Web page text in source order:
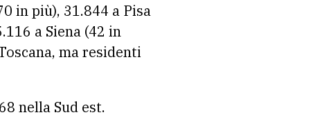
in più), 31.844 a Pisa
a Siena (42 in
ma residenti
nella Sud est.